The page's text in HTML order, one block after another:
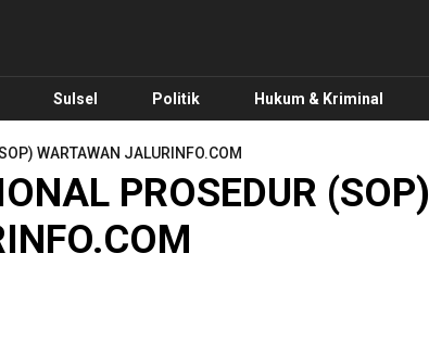
Sulsel Politik Hukum & Kriminal
WARTAWAN JALURINFO.COM
PROSEDUR (SOP)